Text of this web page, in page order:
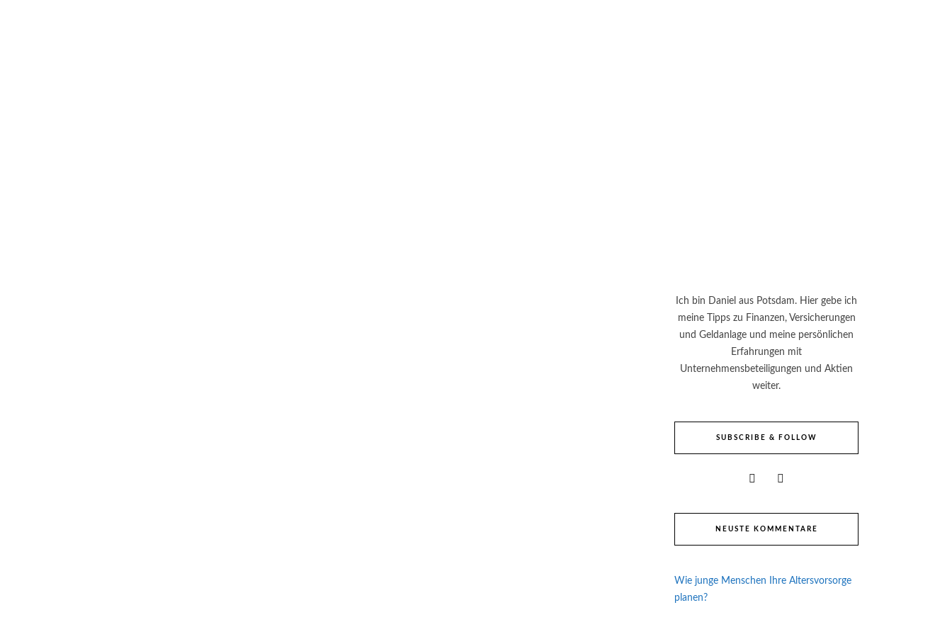
Ich bin Daniel aus Potsdam. Hier gebe ich
meine Tipps zu Finanzen, Versicherungen
und Geldanlage und meine persönlichen
Erfahrungen mit
Unternehmensbeteiligungen und Aktien
weiter.
SUBSCRIBE & FOLLOW
NEUSTE KOMMENTARE
Wie junge Menschen Ihre Altersvorsorge
planen?